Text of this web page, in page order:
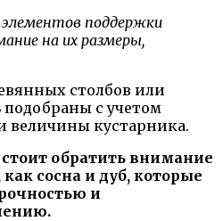
поддержки
на их размеры,
столбов или
с учетом
величины кустарника.
обратить внимание
сосна и дуб, которые
и